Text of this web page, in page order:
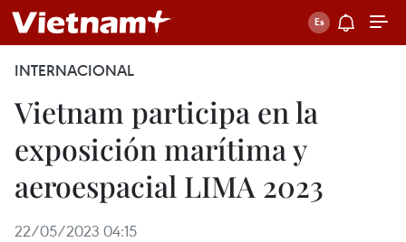
INTERNACIONAL
Vietnam participa en la
exposición marítima y
aeroespacial LIMA 2023
22/05/2023 04:15